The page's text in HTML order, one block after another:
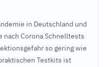
in Deutschland und
Corona Schnelltests
so gering wie
Testkits ist